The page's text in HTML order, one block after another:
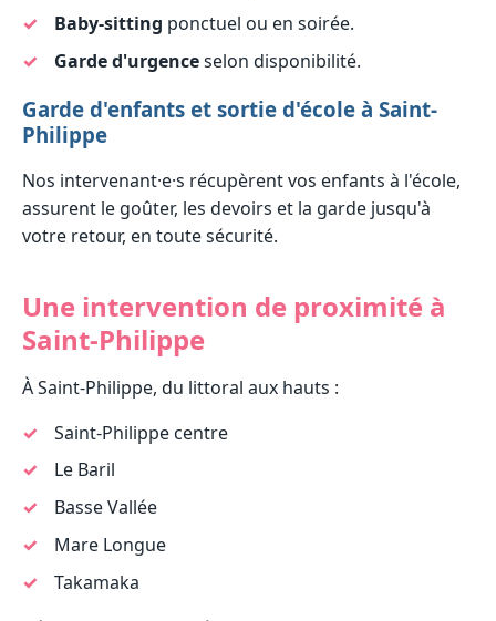
Baby-sitting ponctuel ou en soirée.
Garde d'urgenceselon disponibilité.
Garde d'enfants et sortie d'école à Saint-
Philippe
Nos intervenant·e·s récupèrent vos enfants à l'école,
assurent le goûter, les devoirs et la garde jusqu'à
votre retour, en toute sécurité.
Une intervention de proximité à
Saint-Philippe
À Saint-Philippe, du littoral aux hauts :
Saint-Philippe centre
Le Baril
Basse Vallée
Mare Longue
Takamaka